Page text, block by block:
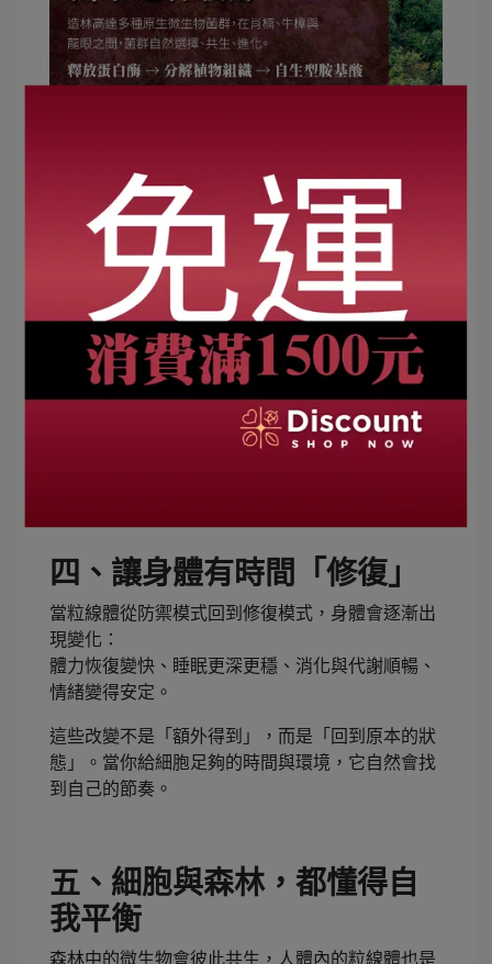
四、讓身體有時間「修復」
當粒線體從防禦模式回到修復模式，身體會逐漸出
現變化：
體力恢復變快、睡眠更深更穩、消化與代謝順暢、
情緒變得安定。
這些改變不是「額外得到」，而是「回到原本的狀
態」。當你給細胞足夠的時間與環境，它自然會找
到自己的節奏。
五、細胞與森林，都懂得自
我平衡
森林中的微生物會彼此共生，人體內的粒線體也是